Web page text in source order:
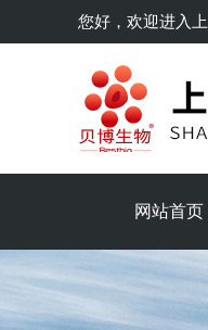
您好，欢迎进入
网站首页